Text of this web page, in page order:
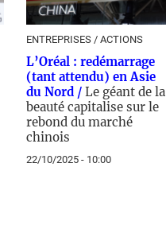
ENTREPRISES / ACTIONS
L’Oréal : redémarrage
(tant attendu) en Asie
du Nord / Le géant de la
beauté capitalise sur le
rebond du marché
chinois
22/10/2025 - 10:00